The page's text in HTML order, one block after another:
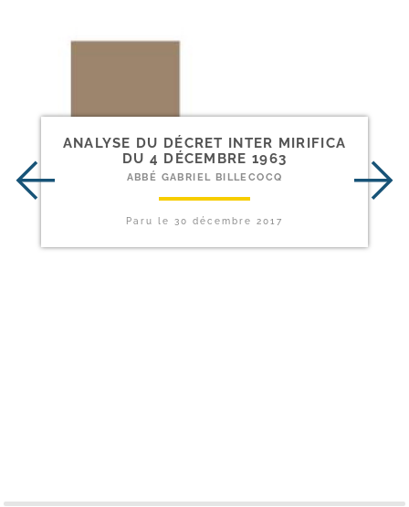
ANALYSE DU DÉCRET INTER MIRIFICA
DU 4 DÉCEMBRE 1963
ABBÉ GABRIEL BILLECOCQ
Paru le 30 décembre 2017